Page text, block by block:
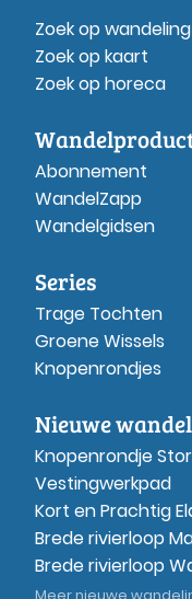
Zoek op wandeling
Zoek op kaart
Zoek op horeca
Abonnement
WandelZapp
Wandelgidsen
Series
Trage Tochten
Groene Wissels
Knopenrondjes
Nieuwe
Knopenrondje
Vestingwerkpad
Kort en Prachtig
Brede rivierloop
Brede rivierloop